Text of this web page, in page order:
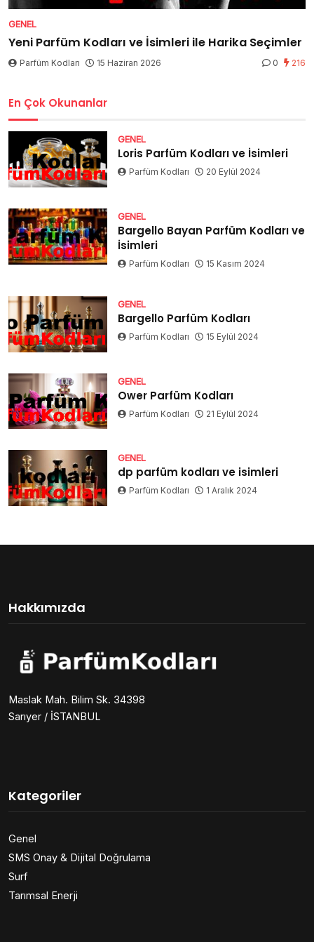
GENEL
Yeni Parfüm Kodları ve İsimleri ile Harika Seçimler
Parfüm Kodları 15 Haziran 2026 0 216
En Çok Okunanlar
GENEL
Loris Parfüm Kodları ve İsimleri
Parfüm Kodları 20 Eylül 2024
GENEL
Bargello Bayan Parfüm Kodları ve
İsimleri
Parfüm Kodları 15 Kasım 2024
GENEL
Bargello Parfüm Kodları
Parfüm Kodları 15 Eylül 2024
GENEL
Ower Parfüm Kodları
Parfüm Kodları 21 Eylül 2024
GENEL
dp parfüm kodları ve isimleri
Parfüm Kodları 1 Aralık 2024
Hakkımızda
Maslak Mah. Bilim Sk. 34398
Sarıyer / İSTANBUL
Kategoriler
Genel
SMS Onay & Dijital Doğrulama
Surf
Tarımsal Enerji